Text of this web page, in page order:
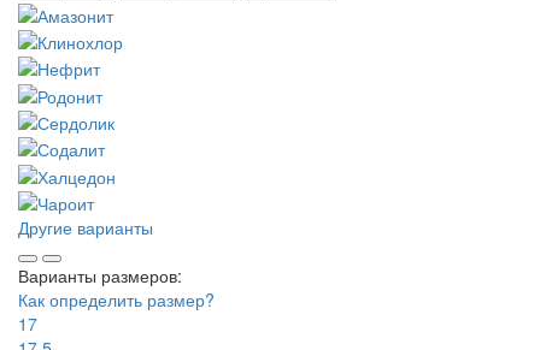
Другие варианты
Варианты размеров:
Как определить размер?
17